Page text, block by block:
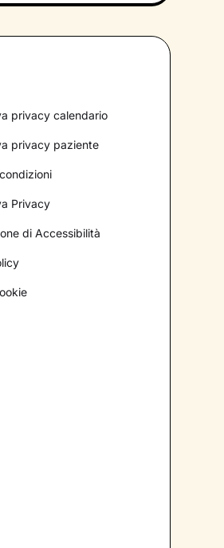
privacy calendario
privacy paziente
Privacy
di Accessibilità